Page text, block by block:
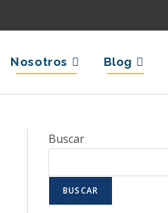
Nosotros Blog
Buscar
BUSCAR